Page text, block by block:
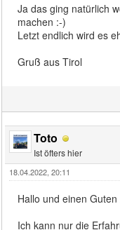
Ja das ging natürlich
machen :-)
Letzt endlich wird es
Gruß aus Tirol
Toto
Ist öfters hier
18.04.2022, 20:11
Hallo und einen
Ich kann nur die